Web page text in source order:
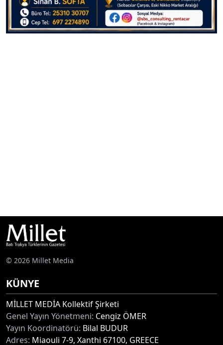
© 2026 Millet Media
KÜNYE
MİLLET MEDİA Kollektif Şirketi
Genel Yayın Yönetmeni: Cengiz ÖMER
Yayın Koordinatörü: Bilal BUDUR
Adres: Miaouli 7-9, Xanthi 67100, GREECE